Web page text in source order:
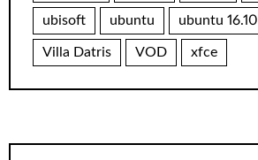
ubisoft ubuntu ubuntu 16.10
Villa Datris VOD xfce